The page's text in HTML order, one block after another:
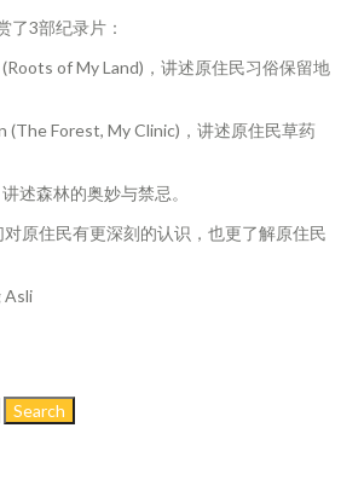
了3部纪录片：
(Roots of My Land)，讲述原住民习俗保留地
(The Forest, My Clinic)，讲述原住民草药
述森林的奥妙与禁忌。
原住民有更深刻的认识，也更了解原住民
Asli